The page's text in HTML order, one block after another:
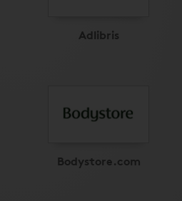
Adlibris
Bodystore.com